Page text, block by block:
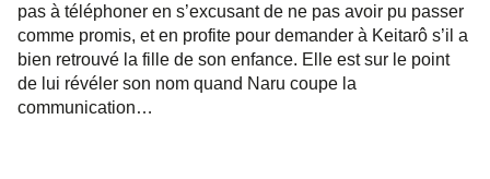
pas à téléphoner en s’excusant de ne pas avoir pu passer
comme promis, et en profite pour demander à Keitarô s’il a
bien retrouvé la fille de son enfance. Elle est sur le point
de lui révéler son nom quand Naru coupe la
communication…